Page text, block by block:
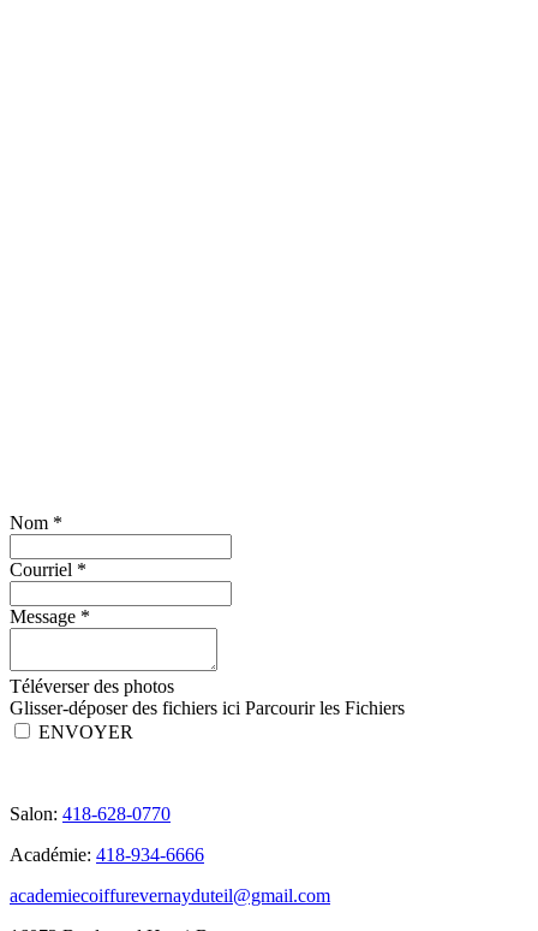
Nom *
Courriel *
Message *
Téléverser des photos
Glisser-déposer des fichiers ici Parcourir les Fichiers
ENVOYER
Salon: 418-628-0770
Académie: 418-934-6666
academiecoiffurevernayduteil@gmail.com